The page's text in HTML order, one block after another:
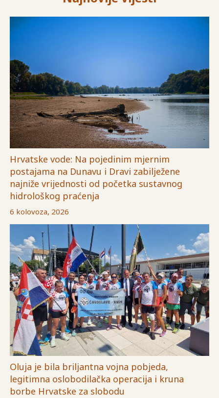
Hrvatske vode: Na pojedinim mjernim
postajama na Dunavu i Dravi zabilježene
najniže vrijednosti od početka sustavnog
hidrološkog praćenja
6 kolovoza, 2026
Oluja je bila briljantna vojna pobjeda,
legitimna oslobodilačka operacija i kruna
borbe Hrvatske za slobodu